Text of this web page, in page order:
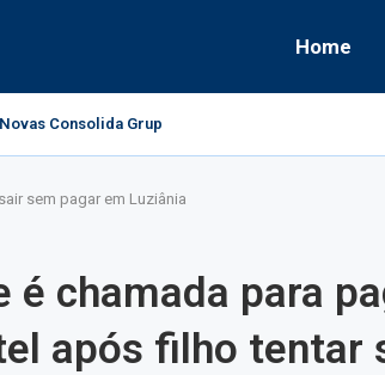
Home
Consolida Grupo Político e Aponta Caminhos...
sem pagar em Luziânia
é chamada para
após filho tentar